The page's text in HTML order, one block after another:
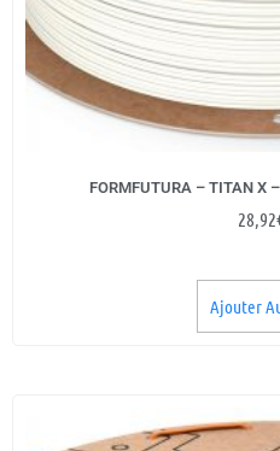
FORMFUTURA – TITAN X
28,92
Ajouter